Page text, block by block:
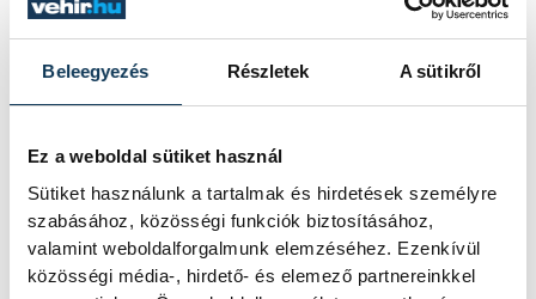
Beleegyezés Részletek A sütikről
Ez a weboldal sütiket használ
Sütiket használunk a tartalmak és hirdetések személyre
szabásához, közösségi funkciók biztosításához,
valamint weboldalforgalmunk elemzéséhez. Ezenkívül
közösségi média-, hirdető- és elemező partnereinkkel
Szabó Levente és Varga Márton is hétszer
volt eredményes, míg Deményi Xavér és
Erdei Benedek egyaránt hét védéssel járult
hozzá a sima idegenbeli sikerhez.
szombaton játszották:
MOL TATABÁNYA KC-Naerbö IL (norvég)